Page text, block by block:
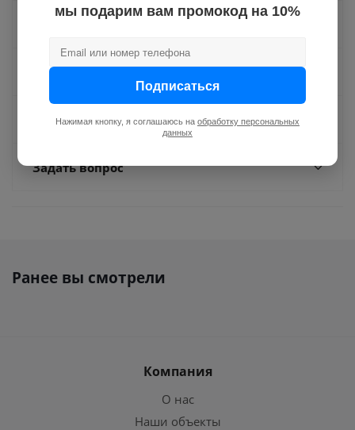
Доставка
Отзывы
Задать вопрос
Ранее вы смотрели
Компания
О нас
Наши объекты
мы подарим вам промокод на 10%
Подписаться
Нажимая кнопку, я соглашаюсь на обработку персональных
данных